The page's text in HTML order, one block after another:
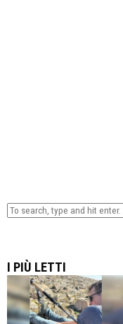
I PIÙ LETTI